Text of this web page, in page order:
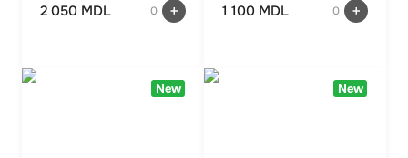
2 050 MDL 0 1 100 MDL 0
New New